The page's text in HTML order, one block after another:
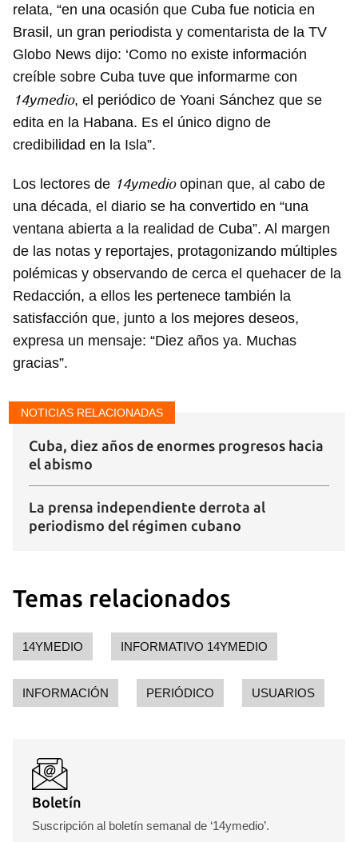
relata, “en una ocasión que Cuba fue noticia en
Brasil, un gran periodista y comentarista de la TV
Globo News dijo: ‘Como no existe información
creíble sobre Cuba tuve que informarme con
14ymedio, el periódico de Yoani Sánchez que se
edita en la Habana. Es el único digno de
credibilidad en la Isla”.
Los lectores de 14ymedioopinan que, al cabo de
una década, el diario se ha convertido en “una
ventana abierta a la realidad de Cuba”. Al margen
de las notas y reportajes, protagonizando múltiples
polémicas y observando de cerca el quehacer de la
Redacción, a ellos les pertenece también la
satisfacción que, junto a los mejores deseos,
expresa un mensaje: “Diez años ya. Muchas
gracias”.
NOTICIAS RELACIONADAS
Cuba, diez años de enormes progresos hacia
el abismo
La prensa independiente derrota al
periodismo del régimen cubano
Temas relacionados
14YMEDIO INFORMATIVO 14YMEDIO
INFORMACIÓN PERIÓDICO USUARIOS
Boletín
Suscripción al boletín semanal de ‘14ymedio’.